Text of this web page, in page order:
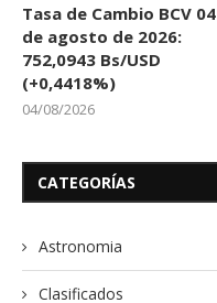
Tasa de Cambio BCV 04
de agosto de 2026:
752,0943 Bs/USD
(+0,4418%)
04/08/2026
CATEGORÍAS
Astronomia
Clasificados